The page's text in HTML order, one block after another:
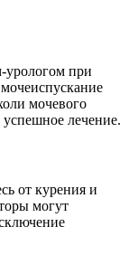
урологом при
мочевого
лечение.
от курения и
могут